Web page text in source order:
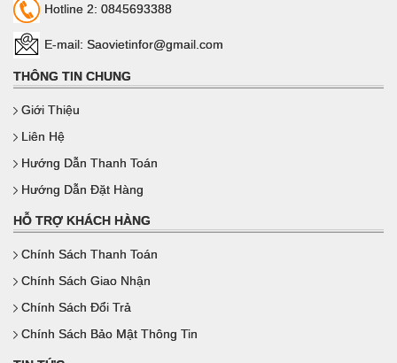
Hotline 2: 0845693388
E-mail: Saovietinfor@gmail.com
THÔNG TIN CHUNG
Giới Thiệu
Liên Hệ
Hướng Dẫn Thanh Toán
Hướng Dẫn Đặt Hàng
HỖ TRỢ KHÁCH HÀNG
Chính Sách Thanh Toán
Chính Sách Giao Nhận
Chính Sách Đổi Trả
Chính Sách Bảo Mật Thông Tin